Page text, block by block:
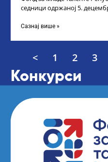
седници одржаној 5.
Сазнај више »
< 1 2 3
Конкурси